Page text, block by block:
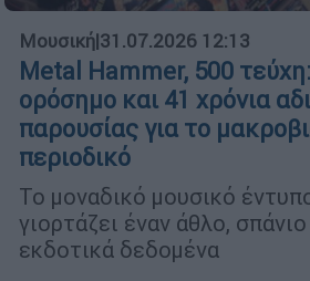
Μουσική|31.07.2026 12:13
Metal Hammer, 500
ορόσημο και 41 χρόνια
παρουσίας για το
περιοδικό
Το μοναδικό μουσικό
γιορτάζει έναν άθλο,
εκδοτικά δεδομένα